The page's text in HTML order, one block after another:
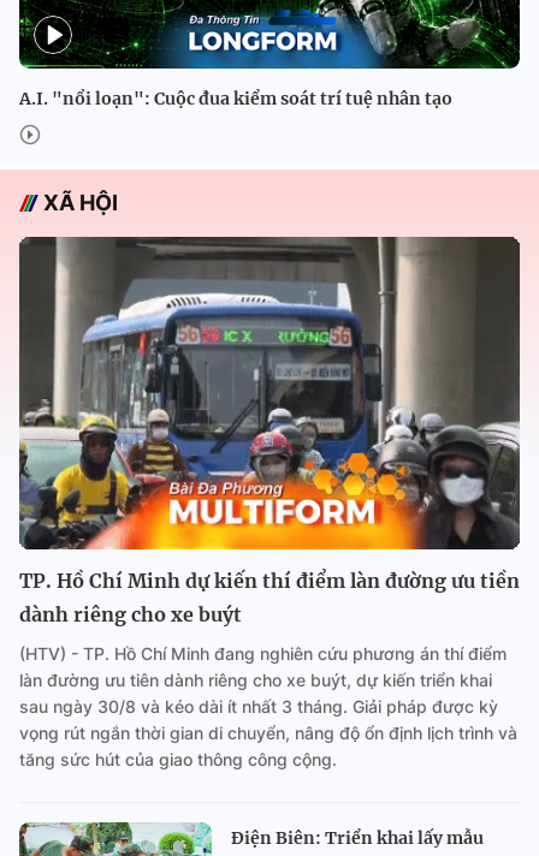
A.I. "nổi loạn": Cuộc đua kiểm soát trí tuệ nhân tạo
XÃ HỘI
TP. Hồ Chí Minh dự kiến thí điểm làn đường ưu tiền
dành riêng cho xe buýt
(HTV) - TP. Hồ Chí Minh đang nghiên cứu phương án thí điểm
làn đường ưu tiên dành riêng cho xe buýt, dự kiến triển khai
sau ngày 30/8 và kéo dài ít nhất 3 tháng. Giải pháp được kỳ
vọng rút ngắn thời gian di chuyển, nâng độ ổn định lịch trình và
tăng sức hút của giao thông công cộng.
Điện Biên: Triển khai lấy mẫu